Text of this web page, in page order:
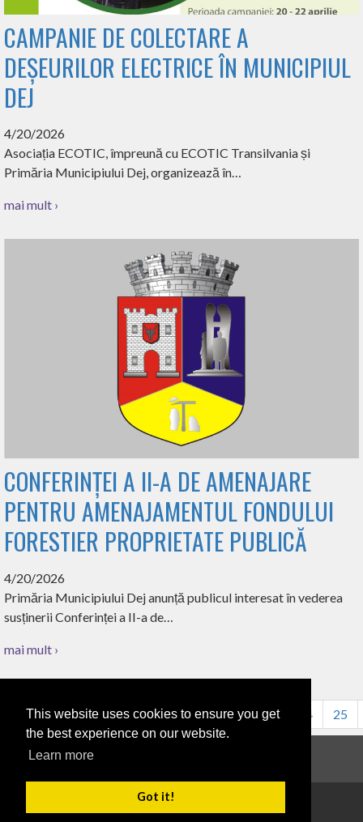
This website uses cookies to ensure you get
the best experience on our website.
Learn more
Got it!
CAMPANIE DE COLECTARE A
DEȘEURILOR ELECTRICE ÎN MUNICIPIUL
DEJ
4/20/2026
Asociația ECOTIC, împreună cu ECOTIC Transilvania și
Primăria Municipiului Dej, organizează în…
mai mult ›
CONFERINȚEI A II-A DE AMENAJARE
PENTRU AMENAJAMENTUL FONDULUI
FORESTIER PROPRIETATE PUBLICĂ
4/20/2026
Primăria Municipiului Dej anunță publicul interesat în vederea
susținerii Conferinței a II-a de…
mai mult ›
16 17 18 19 20 21 22 23 24 25
Anunțuri
Copyright 2026